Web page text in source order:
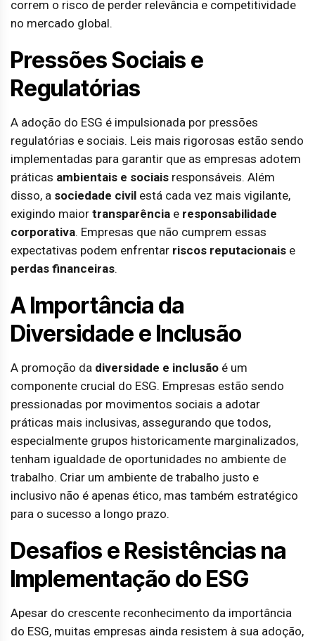
correm o risco de perder relevância e competitividade
no mercado global.
Pressões Sociais e
Regulatórias
A adoção do ESG é impulsionada por pressões
regulatórias e sociais. Leis mais rigorosas estão sendo
implementadas para garantir que as empresas adotem
práticas ambientais e sociais responsáveis. Além
disso, a sociedade civil está cada vez mais vigilante,
exigindo maior transparência e responsabilidade
corporativa. Empresas que não cumprem essas
expectativas podem enfrentar riscos reputacionais e
perdas financeiras.
A Importância da
Diversidade e Inclusão
A promoção da diversidade e inclusão é um
componente crucial do ESG. Empresas estão sendo
pressionadas por movimentos sociais a adotar
práticas mais inclusivas, assegurando que todos,
especialmente grupos historicamente marginalizados,
tenham igualdade de oportunidades no ambiente de
trabalho. Criar um ambiente de trabalho justo e
inclusivo não é apenas ético, mas também estratégico
para o sucesso a longo prazo.
Desafios e Resistências na
Implementação do ESG
Apesar do crescente reconhecimento da importância
do ESG, muitas empresas ainda resistem à sua adoção,